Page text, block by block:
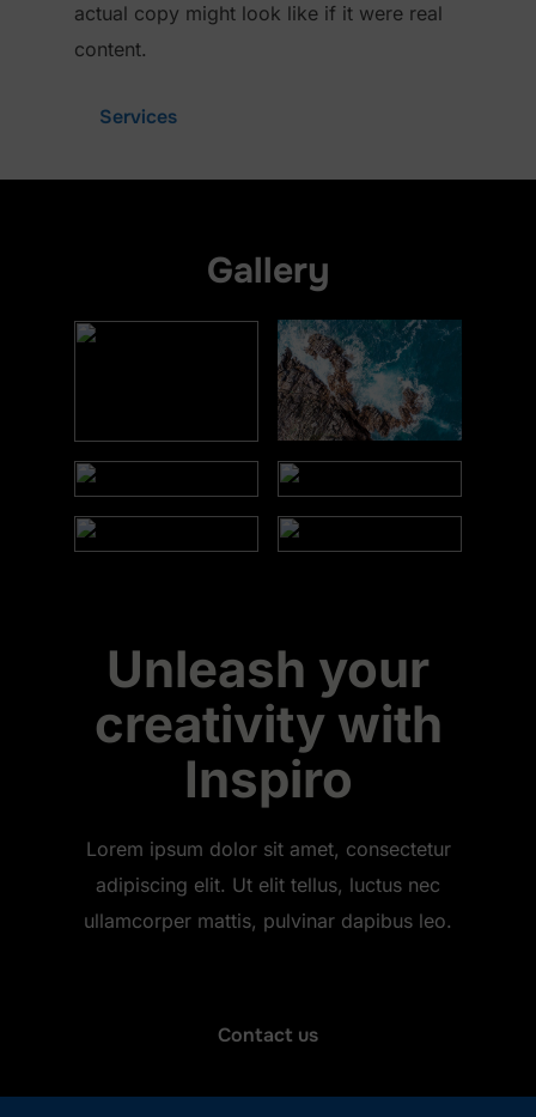
actual copy might look like if it were real
content.
Services
Gallery
Unleash your
creativity with
Inspiro
Lorem ipsum dolor sit amet, consectetur
adipiscing elit. Ut elit tellus, luctus nec
ullamcorper mattis, pulvinar dapibus leo.
Contact us